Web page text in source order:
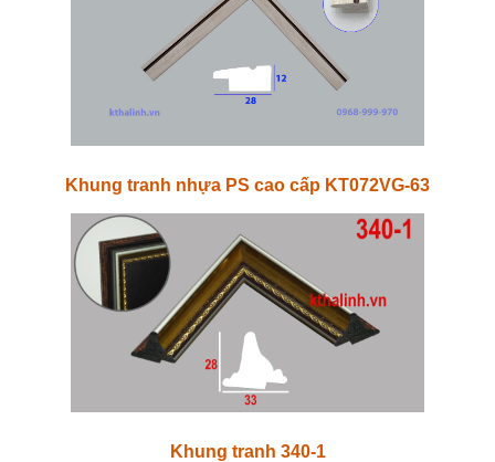
Khung tranh nhựa PS cao cấp KT072VG-63
Khung tranh 340-1